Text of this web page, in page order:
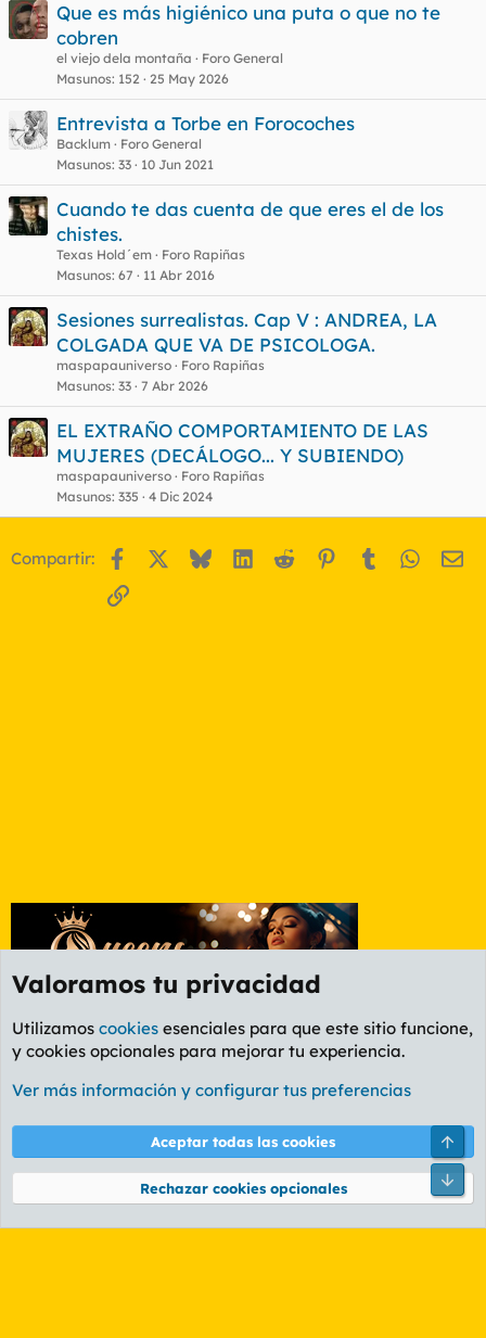
Que es más higiénico una puta o que no te
cobren
el viejo dela montaña
Foro General
Masunos 152 25 May 2026
Entrevista a Torbe en Forocoches
Backlum
Foro General
Masunos 33 10 Jun 2021
Cuando te das cuenta de que eres el de los
chistes.
Texas Hold´em
Foro Rapiñas
Masunos 67 11 Abr 2016
Sesiones surrealistas. Cap V : ANDREA, LA
COLGADA QUE VA DE PSICOLOGA.
maspapauniverso
Foro Rapiñas
Masunos 33 7 Abr 2026
EL EXTRAÑO COMPORTAMIENTO DE LAS
MUJERES (DECÁLOGO... Y SUBIENDO)
maspapauniverso
Foro Rapiñas
Masunos 335 4 Dic 2024
Compartir: Facebook BlueskyLinkedIn
Reddit Pinterest
Tumblr
Enlace
Foro General
Cookies
PL OLDSTYLE AMARILLO
Términos y reglas Política de privacidad Ayuda
Community platform by XenForo® © 2010-2026 XenForo Ltd.
Valoramos tu privacidad
Utilizamos cookies esenciales para que este sitio funcione,
y cookies opcionales para mejorar tu experiencia.
Ver más información y configurar tus preferencias
Aceptar todas las cookies
Rechazar cookies opcionales
Pie